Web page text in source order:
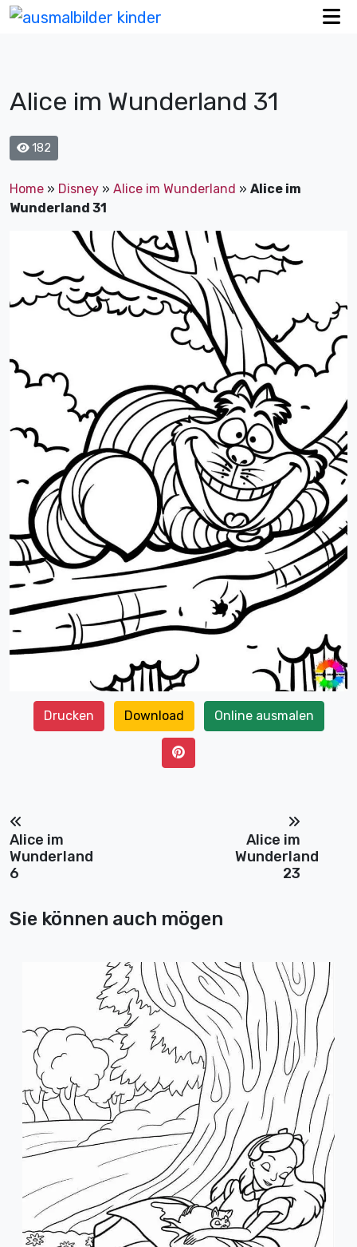
Alice im Wunderland 31
182
Home » Disney » Alice im Wunderland » Alice im
Wunderland 31
Drucken Download Online ausmalen
Alice im
Wunderland
6
Alice im
Wunderland
23
Sie können auch mögen